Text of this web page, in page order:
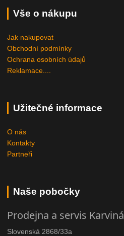
Vše o nákupu
Jak nakupovat
Obchodní podmínky
Ochrana osobních údajů
Reklamace....
Užitečné informace
O nás
Kontakty
Partneři
Naše pobočky
Prodejna a servis Karviná
Slovenská 2868/33a